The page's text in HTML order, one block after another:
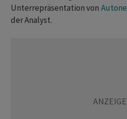
Unterrepräsentation von
der Analyst.